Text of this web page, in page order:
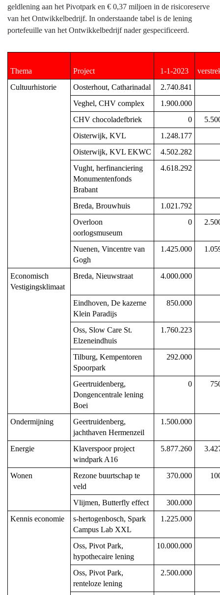
grondbeleid
geldlening aan het Pivotpark en € 0,37 miljoen in de risicoreserve
van het Ontwikkelbedrijf. In onderstaande tabel is de lening
portefeuille van het Ontwikkelbedrijf nader gespecificeerd.
Thema Project 1-1-2023
Cultuurhistorie
Oosterhout, Catharinadal
2.740.841
Veghel, CHV complex
1.900.000
CHV chocoladefbriek
0
Oisterwijk, KVL
1.248.177
Oisterwijk, KVL EKWC
4.502.282
Vught, herfinanciering
Monumentenfonds
Brabant
4.618.292
Breda, Brouwhuis
1.021.792
Overloon
oorlogsmuseum
0
Nuenen, Vincentre van
Gogh
1.425.000
Economisch
Vestigingsklimaat
Breda, Nieuwstraat 4.000.000
Eindhoven, De kazerne
Klein Paradijs
850.000
Oss, Slow Care St.
Elzeneindhuis
1.760.223
Tilburg, Kempentoren
Spoorpark
292.000
Geertruidenberg,
Dongencentrale lening
Boei
0
Ondermijning
Geertruidenberg,
jachthaven Hermenzeil
1.500.000
Energie
Klaverspoor project
windpark A16
5.877.260
Wonen
Rezone buurtschap te
veld
370.000
Vlijmen, Butterfly effect
300.000
Kennis economie
s-hertogenbosch, Spark
Campus Lab XXL
1.225.000
Oss, Pivot Park,
hypothecaire lening
10.000.000
Oss, Pivot Park,
renteloze lening
2.500.000